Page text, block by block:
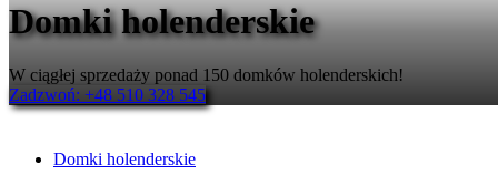
Domki holenderskie
W ciągłej sprzedaży ponad 150 domków holenderskich!
Zadzwoń: +48 510 328 545
Domki holenderskie